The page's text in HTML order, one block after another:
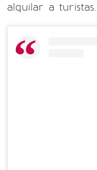
alquilar a turistas.